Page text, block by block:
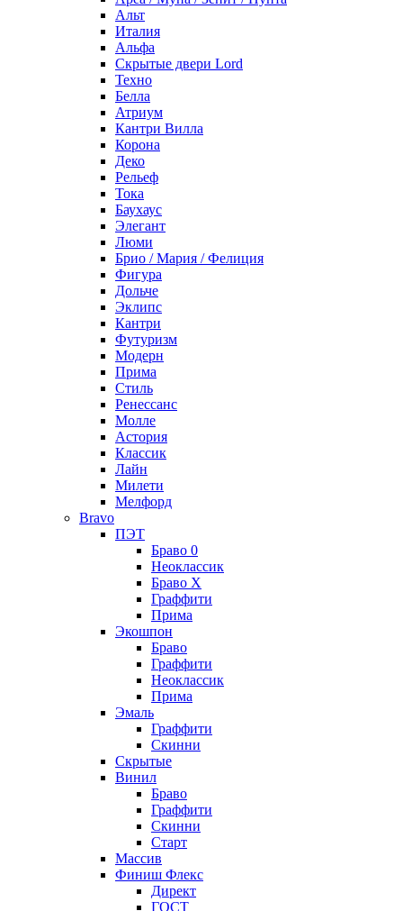
Альт
Италия
Альфа
Скрытые двери Lord
Техно
Белла
Атриум
Кантри Вилла
Корона
Деко
Рельеф
Тока
Баухаус
Элегант
Люми
Брио / Мария / Фелиция
Фигура
Дольче
Эклипс
Кантри
Футуризм
Модерн
Прима
Стиль
Ренессанс
Молле
Астория
Классик
Лайн
Милети
Мелфорд
Bravo
ПЭТ
Браво 0
Неоклассик
Браво Х
Граффити
Прима
Экошпон
Браво
Граффити
Неоклассик
Прима
Эмаль
Граффити
Скинни
Скрытые
Винил
Браво
Граффити
Скинни
Старт
Массив
Финиш Флекс
Директ
ГОСТ